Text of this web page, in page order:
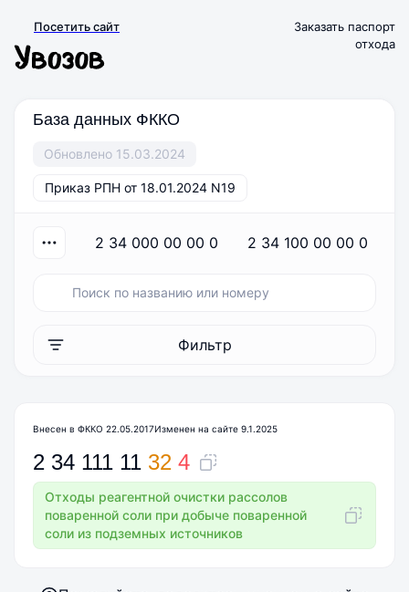
Посетить сайт
Заказать паспорт
отхода
База данных ФККО
Обновлено 15.03.2024
Приказ РПН от 18.01.2024 N19
2 34 000 00 00 0 2 34 100 00 00 0
Фильтр
2 34 111 11 32 4
Внесен в ФККО 22.05.2017Изменен на сайте 9.1.2025
Отходы реагентной очистки рассолов
поваренной соли при добыче поваренной
соли из подземных источников